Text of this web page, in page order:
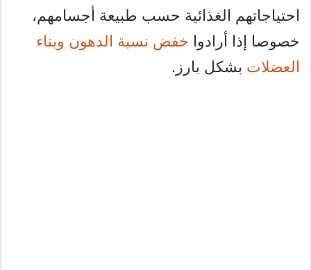
احتياجاتهم الغذائية حسب طبيعة أجسامهم،
خصوصا إذا أرادوا خفض نسبة الدهون وبناء
العضلات بشكل بارز.